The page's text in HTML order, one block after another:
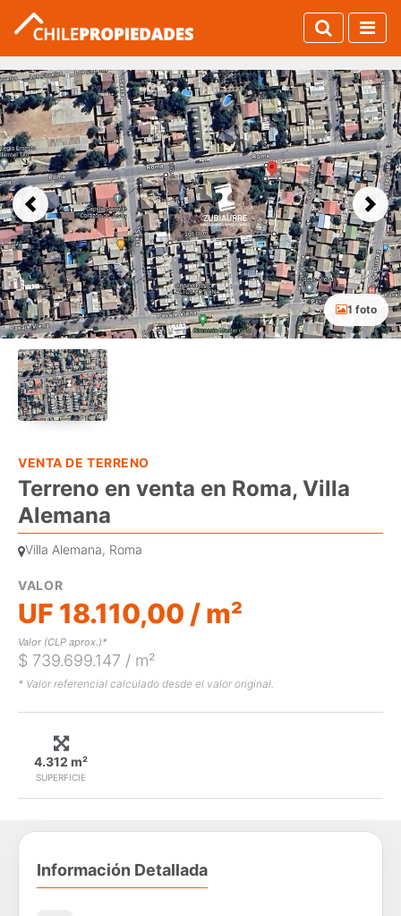
Previous Next
1 foto
VENTA DE TERRENO
Terreno en venta en Roma, Villa
Alemana
Villa Alemana, Roma
VALOR
UF 18.110,00 / m²
Valor (CLP aprox.)*
$ 739.699.147 / m²
* Valor referencial calculado desde el valor original.
SUPERFICIE
4.312 m²
Información Detallada